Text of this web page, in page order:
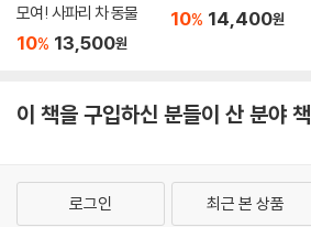
모여! 사파리 차 동물
10% 13,500원
10% 14,400원
이 책을 구입하신 분들이 산 분야 책
로그인 최근 본 상품